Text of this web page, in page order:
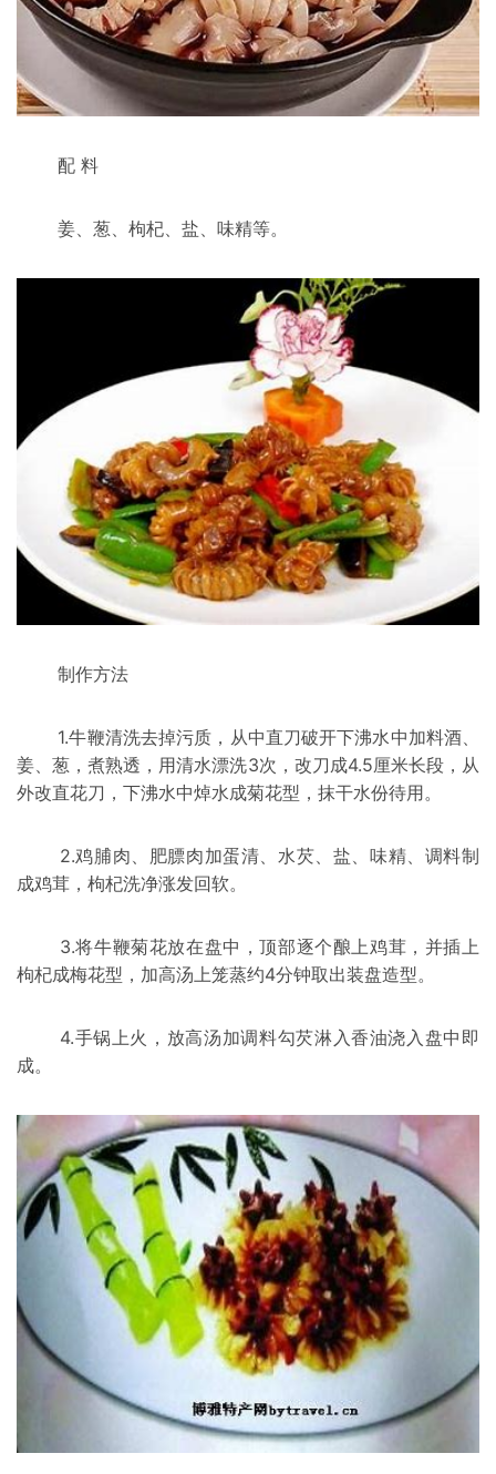
配 料
姜、葱、枸杞、盐、味精等。
制作方法
1.牛鞭清洗去掉污质，从中直刀破开下沸水中加料酒、
姜、葱，煮熟透，用清水漂洗3次，改刀成4.5厘米长段，从
外改直花刀，下沸水中焯水成菊花型，抹干水份待用。
2.鸡脯肉、肥膘肉加蛋清、水芡、盐、味精、调料制
成鸡茸，枸杞洗净涨发回软。
3.将牛鞭菊花放在盘中，顶部逐个酿上鸡茸，并插上
枸杞成梅花型，加高汤上笼蒸约4分钟取出装盘造型。
4.手锅上火，放高汤加调料勾芡淋入香油浇入盘中即
成。